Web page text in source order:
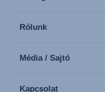
Rólunk
Média / Sajtó
Kapcsolat